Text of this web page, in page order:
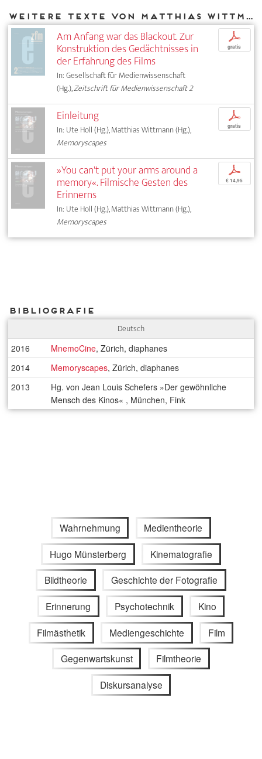
Weitere Texte von Matthias Wittmann bei DIAPHANES
Am Anfang war das Blackout. Zur
Konstruktion des Gedächtnisses in
der Erfahrung des Films
In: Gesellschaft für Medienwissenschaft
(Hg.),Zeitschrift für Medienwissenschaft 2
p
gratis
Einleitung
In: Ute Holl (Hg.), Matthias Wittmann (Hg.),
Memoryscapes
p
gratis
»You can't put your arms around a
memory«. Filmische Gesten des
Erinnerns
In: Ute Holl (Hg.), Matthias Wittmann (Hg.),
Memoryscapes
p
€ 14,95
Bibliografie
Deutsch
2016 MnemoCine, Zürich, diaphanes
2014
Memoryscapes, Zürich, diaphanes
2013
Hg. von Jean Louis Schefers »Der gewöhnliche
Mensch des Kinos« , München, Fink
Wahrnehmung Medientheorie
Hugo Münsterberg Kinematografie
Bildtheorie Geschichte der Fotografie
Erinnerung Psychotechnik Kino
Filmästhetik Mediengeschichte Film
Gegenwartskunst Filmtheorie
Diskursanalyse